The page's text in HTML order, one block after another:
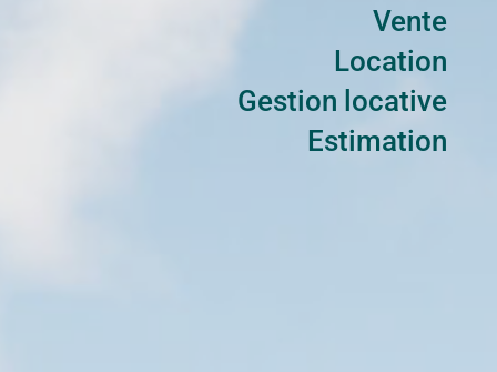
Vente
Location
Gestion locative
Estimation